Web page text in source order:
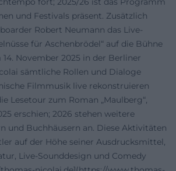
und Festivals präsent. Zusätzlich
Robert Neumann das Live-
für Aschenbrödel“ auf die Bühne
November 2025 in der Berliner
sämtliche Rollen und Dialoge
Filmmusik live rekonstruieren
Lesetour zum Roman „Maulberg“,
erschien; 2026 stehen weitere
und Buchhäusern an. Diese Aktivitäten
auf der Höhe seiner Ausdrucksmittel,
Live-Sounddesign und Comedy